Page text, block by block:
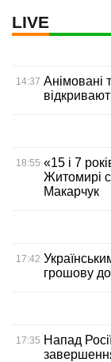
LIVE
14:37 Анімовані
18:55 «15 і 7
Житомирі
Макарчук
17:42
грошову
17:35 Напад